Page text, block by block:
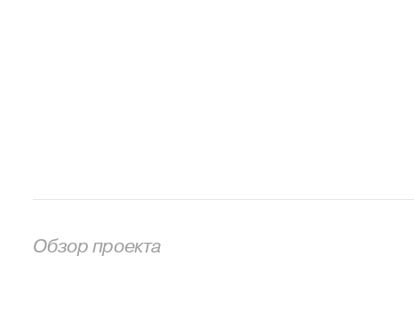
Обзор проекта